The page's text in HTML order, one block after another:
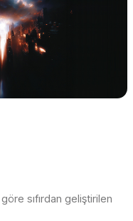
sıfırdan geliştirilen